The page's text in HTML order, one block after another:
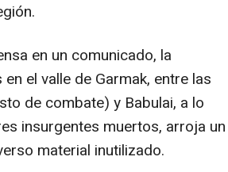
en un comunicado, la
el valle de Garmak, entre las
de combate) y Babulai, a lo
insurgentes muertos, arroja un
material inutilizado.